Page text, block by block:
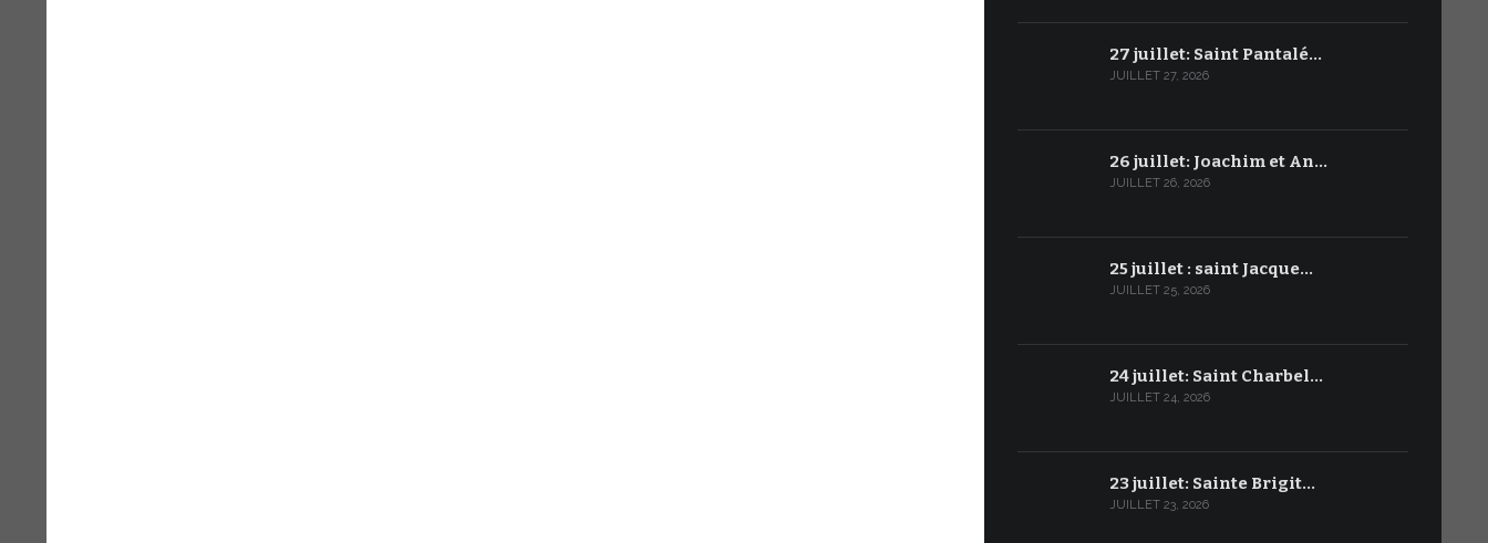
27 juillet: Saint Pantalé…
JUILLET 27, 2026
26 juillet: Joachim et An…
JUILLET 26, 2026
25 juillet : saint Jacque…
JUILLET 25, 2026
24 juillet: Saint Charbel…
JUILLET 24, 2026
23 juillet: Sainte Brigit…
JUILLET 23, 2026